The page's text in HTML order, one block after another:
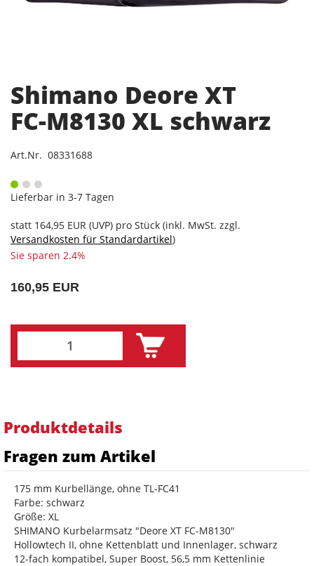
Shimano Deore XT
FC-M8130 XL schwarz
Art.Nr. 08331688
Lieferbar in 3-7 Tagen
statt 164,95 EUR (UVP) pro Stück (inkl. MwSt. zzgl.
Versandkosten für Standardartikel)
Sie sparen 2.4%
160,95 EUR
Produktdetails
Fragen zum Artikel
175 mm Kurbellänge, ohne TL-FC41
Farbe: schwarz
Größe: XL
SHIMANO Kurbelarmsatz "Deore XT FC-M8130"
Hollowtech II, ohne Kettenblatt und Innenlager, schwarz
12-fach kompatibel, Super Boost, 56,5 mm Kettenlinie